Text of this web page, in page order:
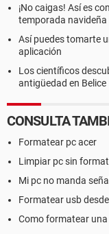
¡No caigas! Así es
temporada navideña
Así puedes tomarte
aplicación
Los científicos
antigüedad en Belice
CONSULTA
Formatear pc acer
Limpiar pc sin
Mi pc no manda
Formatear usb
Como formatear una